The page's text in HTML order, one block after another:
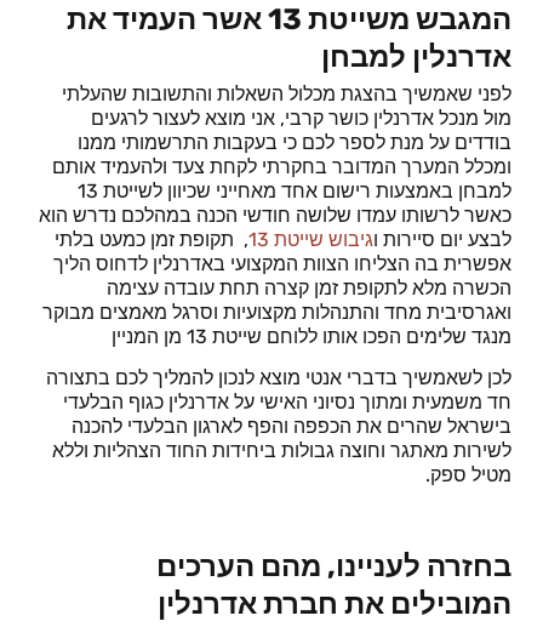
המגבש משייטת 13 אשר העמיד את
אדרנלין למבחן
לפני שאמשיך בהצגת מכלול השאלות והתשובות שהעלתי
מול מנכל אדרנלין כושר קרבי, אני מוצא לעצור לרגעים
בודדים על מנת לספר לכם כי בעקבות התרשמותי ממנו
ומכלל המערך המדובר בחקרתי לקחת צעד ולהעמיד אותם
למבחן באמצעות רישום אחד מאחייני שכיוון לשייטת 13
כאשר לרשותו עמדו שלושה חודשי הכנה במהלכם נדרש הוא
לבצע יום סיירות וגיבוש שייטת 13
, תקופת זמן כמעט בלתי
אפשרית בה הצליחו הצוות המקצועי באדרנלין לדחוס הליך
הכשרה מלא לתקופת זמן קצרה תחת עובדה עצימה
ואגרסיבית מחד והתנהלות מקצועיות וסרגל מאמצים מבוקר
מנגד שלימים הפכו אותו ללוחם שייטת 13 מן המניין
לכן לשאמשיך בדברי אנטי מוצא לנכון להמליך לכם בתצורה
חד משמעית ומתוך נסיוני האישי על אדרנלין כגוף הבלעדי
בישראל שהרים את הכפפה והפף לארגון הבלעדי להכנה
לשירות מאתגר וחוצה גבולות ביחידות החוד הצהליות וללא
מטיל ספק.
בחזרה לעניינו, מהם הערכים
המובילים את חברת אדרנלין